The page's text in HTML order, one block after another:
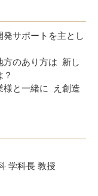
サポートを主とし
方のあり方は 新し
様と一緒に え創造
学科長 教授